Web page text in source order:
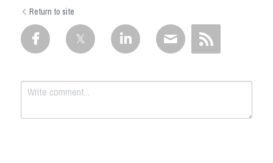
Return to site